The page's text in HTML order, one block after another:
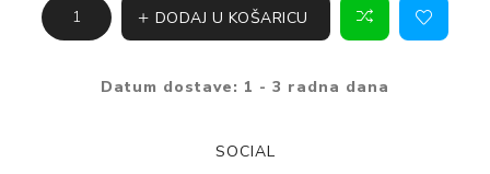
DODAJ U KOŠARICU
Datum dostave: 1 - 3 radna dana
SOCIAL